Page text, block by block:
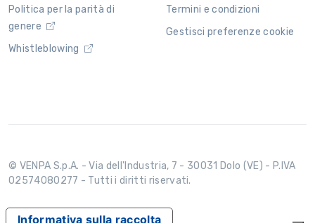
Politica per la parità di
genere
Whistleblowing
Termini e condizioni
Gestisci preferenze cookie
© VENPA S.p.A. - Via dell'Industria, 7 - 30031 Dolo (VE) - P.IVA
02574080277 - Tutti i diritti riservati.
Informativa sulla raccolta